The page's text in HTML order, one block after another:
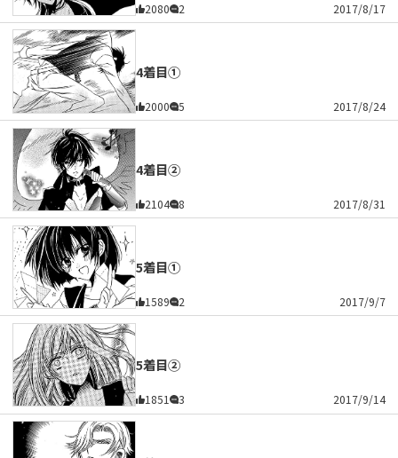
2080 2 2017/8/17
4着目①
2000 5 2017/8/24
4着目②
2104 8 2017/8/31
5着目①
1589 2 2017/9/7
5着目②
1851 3 2017/9/14